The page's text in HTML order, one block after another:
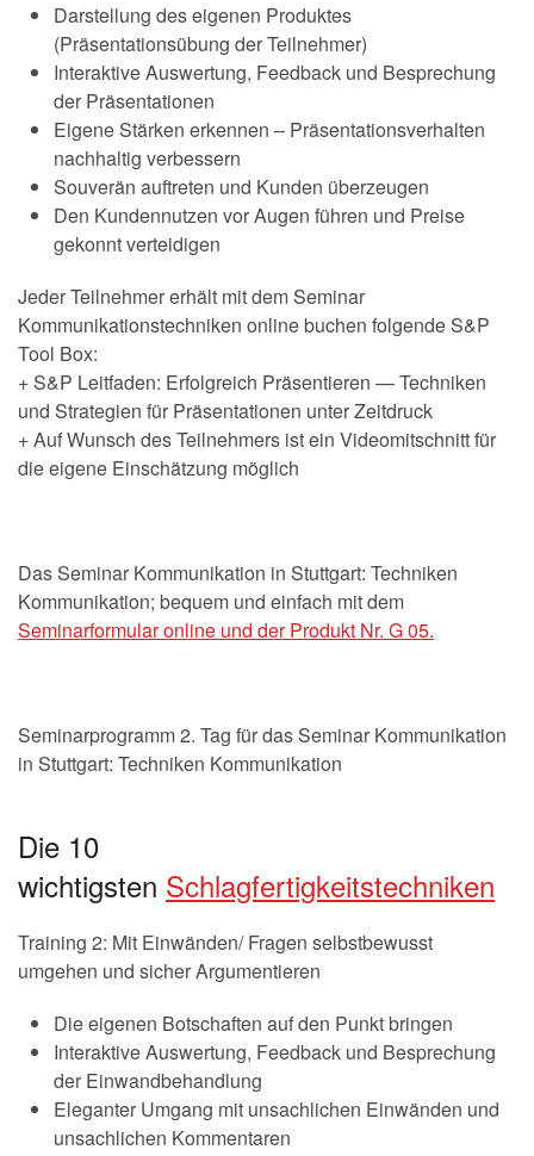
Darstellung des eigenen Produktes
(Präsentationsübung der Teilnehmer)
Interaktive Auswertung, Feedback und Besprechung
der Präsentationen
Eigene Stärken erkennen – Präsentationsverhalten
nachhaltig verbessern
Souverän auftreten und Kunden überzeugen
Den Kundennutzen vor Augen führen und Preise
gekonnt verteidigen
Jeder Teilnehmer erhält mit dem Seminar
Kommunikationstechniken online buchen folgende S&P
Tool Box:
+ S&P Leitfaden: Erfolgreich Präsentieren — Techniken
und Strategien für Präsentationen unter Zeitdruck
+ Auf Wunsch des Teilnehmers ist ein Videomitschnitt für
die eigene Einschätzung möglich
Das Seminar Kommunikation in Stuttgart: Techniken
Kommunikation; bequem und einfach mit dem
Seminarformular online und der Produkt Nr. G 05.
Seminarprogramm 2. Tag für das Seminar Kommunikation
in Stuttgart: Techniken Kommunikation
Die 10
wichtigsten Schlagfertigkeitstechniken
Training 2: Mit Einwänden/ Fragen selbstbewusst
umgehen und sicher Argumentieren
Die eigenen Botschaften auf den Punkt bringen
Interaktive Auswertung, Feedback und Besprechung
der Einwandbehandlung
Eleganter Umgang mit unsachlichen Einwänden und
unsachlichen Kommentaren